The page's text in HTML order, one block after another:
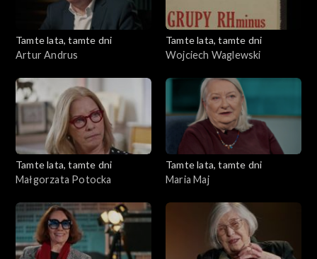
Tamte lata, tamte dni
Artur Andrus
Tamte lata, tamte dni
Wojciech Waglewski
Tamte lata, tamte dni
Małgorzata Potocka
Tamte lata, tamte dni
Maria Maj